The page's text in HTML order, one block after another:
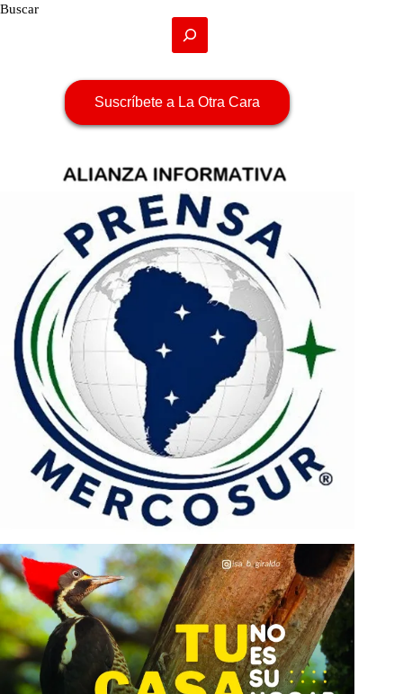
Buscar
Suscríbete a La Otra Cara